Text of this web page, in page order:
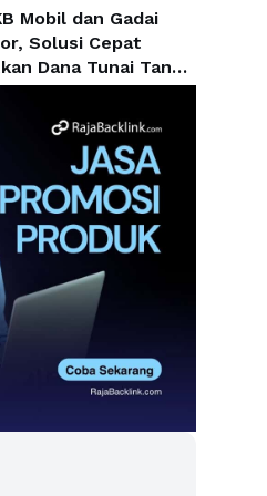
Mobil dan Gadai
Solusi Cepat
Dana Tunai Tanpa
Kendaraan